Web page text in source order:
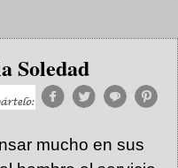
Soledad
mucho en sus